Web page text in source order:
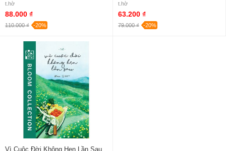
t.hờ
88.000 ₫
110.000 ₫ -20%
t.hờ
63.200 ₫
79.000 ₫ -20%
Vì Cuộc Đời Không Hẹn Lần Sau